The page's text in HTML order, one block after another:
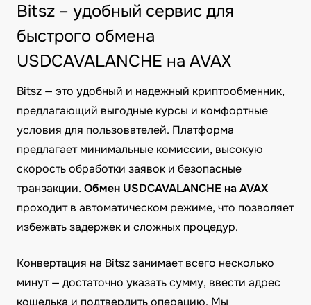
Bitsz – удобный сервис для
быстрого обмена
USDCAVALANCHE на AVAX
Bitsz — это удобный и надежный криптообменник,
предлагающий выгодные курсы и комфортные
условия для пользователей. Платформа
предлагает минимальные комиссии, высокую
скорость обработки заявок и безопасные
транзакции. Обмен USDCAVALANCHE на AVAX
проходит в автоматическом режиме, что позволяет
избежать задержек и сложных процедур.
Конвертация на Bitsz занимает всего несколько
минут — достаточно указать сумму, ввести адрес
кошелька и подтвердить операцию. Мы